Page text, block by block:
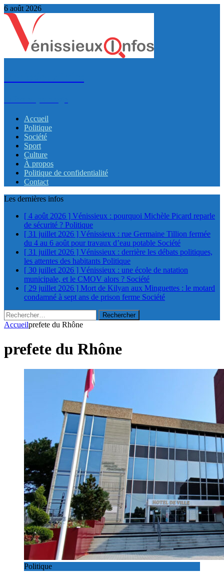
6 août 2026
Accueil
Politique
Société
Sport
Culture
À propos
Politique de confidentialité
Contact
Les dernières infos
[ 4 août 2026 ] Vénissieux : pourquoi Michèle Picard reparle
de sécurité ? Politique
[ 31 juillet 2026 ] Vénissieux : rue Germaine Tillion fermée
du 4 au 6 août pour travaux d’eau potable Société
[ 31 juillet 2026 ] Vénissieux : derrière les débats politiques,
les attentes des habitants Politique
[ 30 juillet 2026 ] Vénissieux : une école de natation
municipale, et le CMOV alors ? Société
[ 29 juillet 2026 ] Mort de Kilyan aux Minguettes : le motard
condamné à sept ans de prison ferme Société
Rechercher :
Accueilprefete du Rhône
prefete du Rhône
Politique